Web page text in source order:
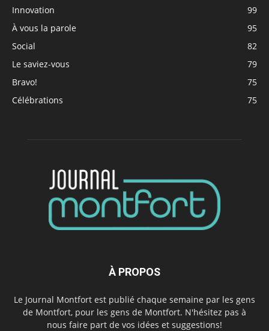
Innovation
99
À vous la parole
95
Social
82
Le saviez-vous
79
Bravo!
75
Célébrations
75
À PROPOS
Le Journal Montfort est publié chaque semaine par les gens
de Montfort, pour les gens de Montfort. N'hésitez pas à
nous faire part de vos idées et suggestions!